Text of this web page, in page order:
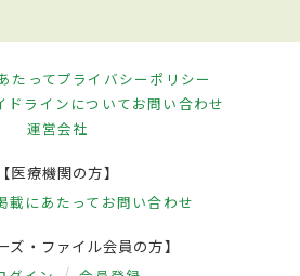
たってプライバシーポリシー
ドラインについてお問い合わせ
運営会社
【医療機関の方】
載にあたって お問い合わせ
ズ・ファイル会員の方】